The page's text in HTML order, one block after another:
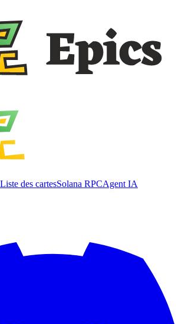
Liste des cartesSolana RPCAgent IA